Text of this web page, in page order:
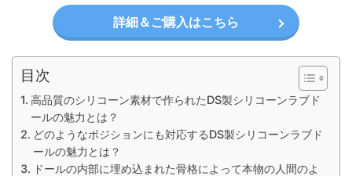
詳細＆ご購入はこちら
目次
高品質のシリコーン素材で作られたDS製シリコーンラブド
ールの魅力とは？
どのようなポジションにも対応するDS製シリコーンラブド
ールの魅力とは？
ドールの内部に埋め込まれた骨格によって本物の人間のよ